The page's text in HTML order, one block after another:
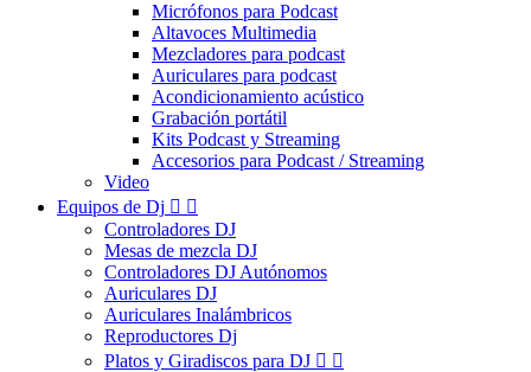
Micrófonos para Podcast
Altavoces Multimedia
Mezcladores para podcast
Auriculares para podcast
Acondicionamiento acústico
Grabación portátil
Kits Podcast y Streaming
Accesorios para Podcast / Streaming
Video
Equipos de Dj  
Controladores DJ
Mesas de mezcla DJ
Controladores DJ Autónomos
Auriculares DJ
Auriculares Inalámbricos
Reproductores Dj
Platos y Giradiscos para DJ  